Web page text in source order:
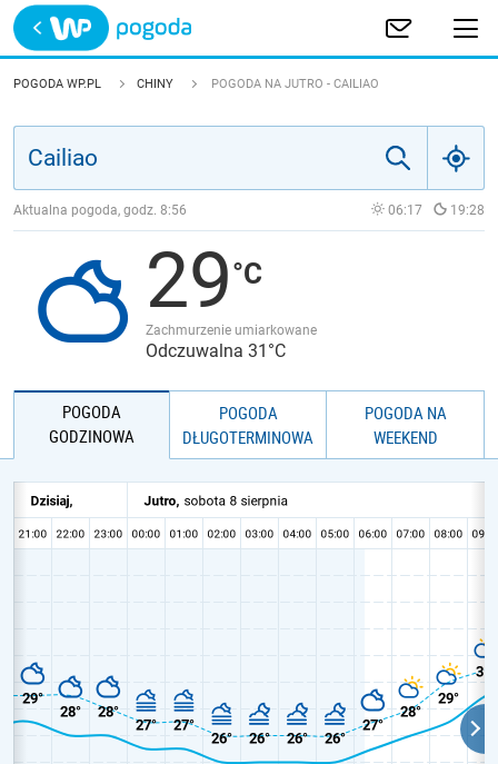
Trwa ładowanie
POLSKA
JAKOŚĆ POWIETRZA
POGODA WP.PL CHINY POGODA NA JUTRO - CAILIAO
Aktualna pogoda, godz. 8:56 06:17 19:28
29
Zachmurzenie umiarkowane
Odczuwalna 31°C
POGODA
GODZINOWA
POGODA
DŁUGOTERMINOWA
POGODA NA
WEEKEND